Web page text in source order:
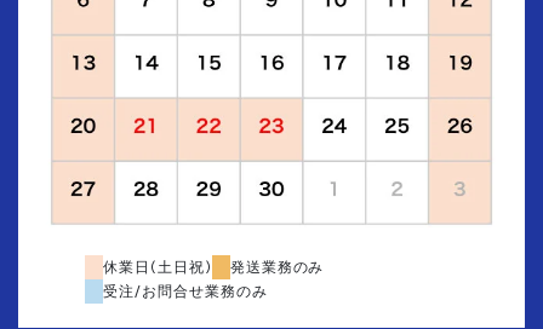
休業日(土日祝)
発送業務のみ
受注/お問合せ業務のみ